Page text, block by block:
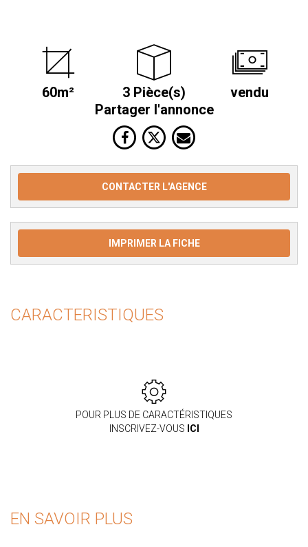
60m² 3 Pièce(s)
vendu
Partager l'annonce
CONTACTER L'AGENCE
IMPRIMER LA FICHE
CARACTERISTIQUES
POUR PLUS DE CARACTÉRISTIQUES
INSCRIVEZ-VOUS ICI
EN SAVOIR PLUS